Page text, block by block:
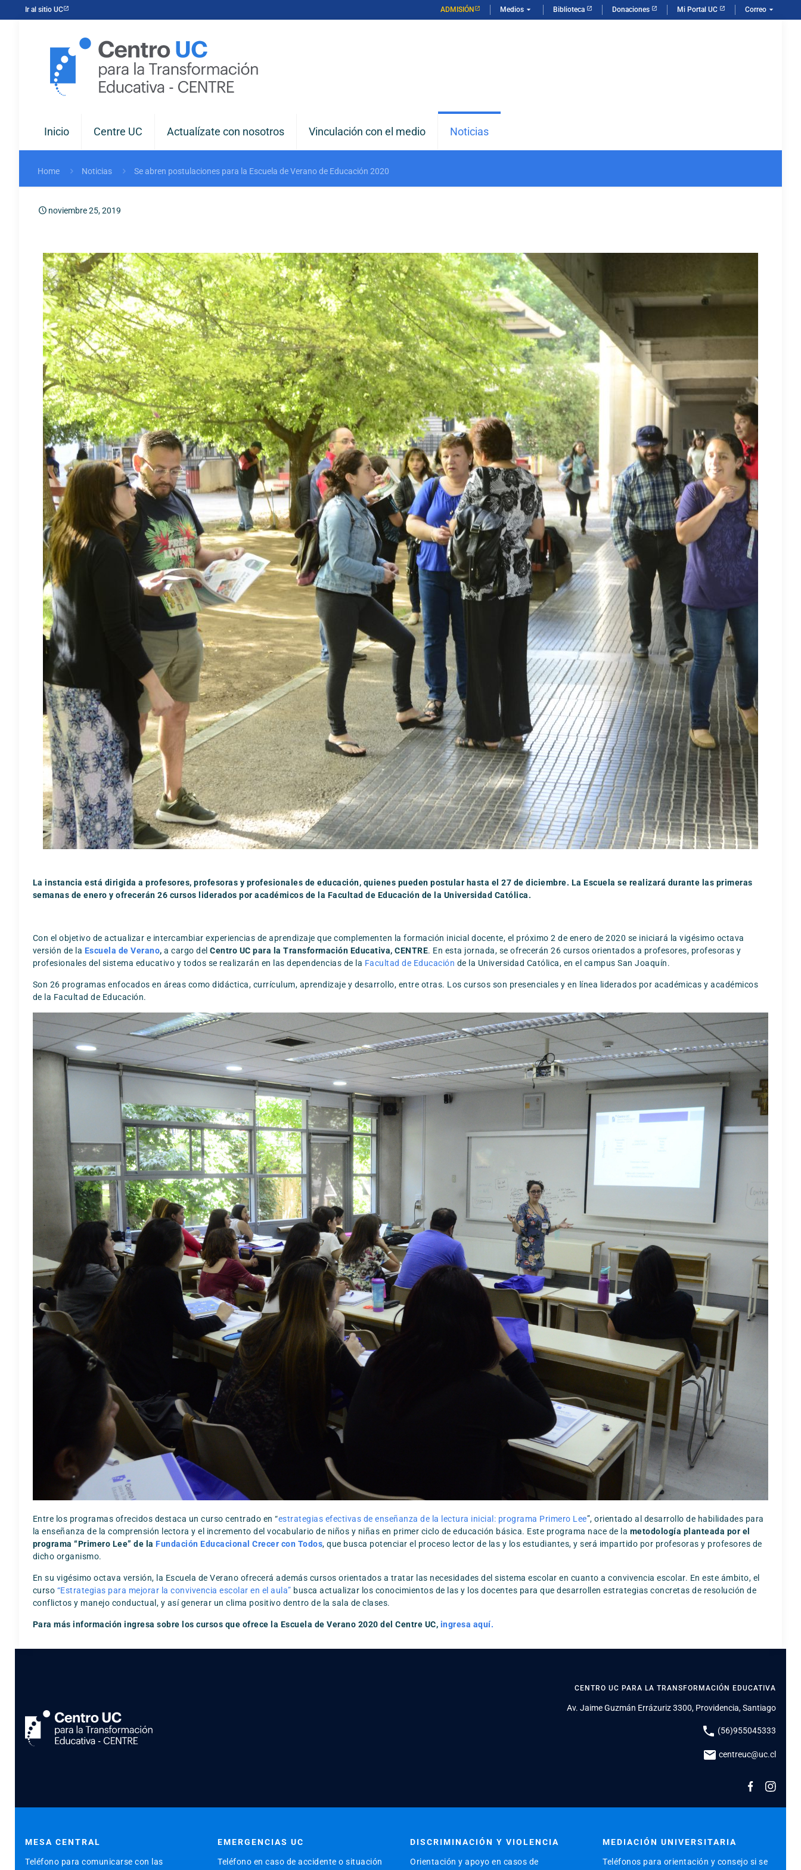
Ir al sitio UC ADMISIÓN Medios arrow_drop_down Biblioteca Donaciones Mi Portal UC Correo arrow_drop_down
Inicio Centre UC Actualízate con nosotros Vinculación con el medio Noticias
Home Noticias Se abren postulaciones para la Escuela de Verano de Educación 2020
noviembre 25, 2019
La instancia está dirigida a profesores, profesoras y profesionales de educación, quienes pueden postular hasta el 27 de diciembre. La Escuela se realizará durante las primeras
semanas de enero y ofrecerán 26 cursos liderados por académicos de la Facultad de Educación de la Universidad Católica.
Con el objetivo de actualizar e intercambiar experiencias de aprendizaje que complementen la formación inicial docente, el próximo 2 de enero de 2020 se iniciará la vigésimo octava
versión de la Escuela de Verano,a cargo delCentro UC para la Transformación Educativa, CENTRE. En esta jornada, se ofrecerán 26 cursos orientados a profesores, profesoras y
profesionales del sistema educativo y todos se realizarán en las dependencias de la Facultad de Educación de la Universidad Católica, en el campus San Joaquín.
Son 26 programas enfocados en áreas como didáctica, currículum, aprendizaje y desarrollo, entre otras. Los cursos son presenciales y en línea liderados por académicas y académicos
de la Facultad de Educación.
Entre los programas ofrecidos destaca un curso centrado en “estrategias efectivas de enseñanza de la lectura inicial: programa Primero Lee”, orientado al desarrollo de habilidades para
la enseñanza de la comprensión lectora y el incremento del vocabulario de niños y niñas en primer ciclo de educación básica. Este programa nace de la metodología planteada por el
programa “Primero Lee” de la Fundación Educacional Crecer con Todos, que busca potenciar el proceso lector de las y los estudiantes, y será impartido por profesoras y profesores de
dicho organismo.
En su vigésimo octava versión, la Escuela de Verano ofrecerá además cursos orientados a tratar las necesidades del sistema escolar en cuanto a convivencia escolar. En este ámbito, el
curso “Estrategias para mejorar la convivencia escolar en el aula” busca actualizar los conocimientos de las y los docentes para que desarrollen estrategias concretas de resolución de
conflictos y manejo conductual, y así generar un clima positivo dentro de la sala de clases.
Para más información ingresa sobre los cursos que ofrece la Escuela de Verano 2020 del Centre UC, ingresa aquí.
CENTRO UC PARA LA TRANSFORMACIÓN EDUCATIVA
Av. Jaime Guzmán Errázuriz 3300, Providencia, Santiago
phone (56)955045333
mail centreuc@uc.cl
MESA CENTRAL
Teléfono para comunicarse con las
EMERGENCIAS UC
Teléfono en caso de accidente o situación
DISCRIMINACIÓN Y VIOLENCIA
Orientación y apoyo en casos de
MEDIACIÓN UNIVERSITARIA
Teléfonos para orientación y consejo si se